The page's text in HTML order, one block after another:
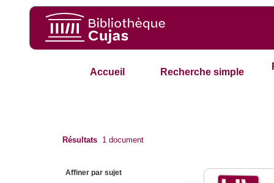
Accueil Recherche simple
Résultats 1 document
Affiner par sujet